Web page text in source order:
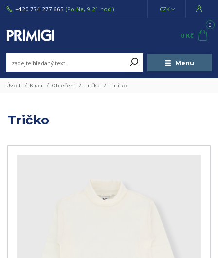
Menu
CZK
+420 774 277 665 (Po-Ne, 9-21 hod.)
0
0 Kč
Úvod Kluci Oblečení Trička Tričko
Tričko